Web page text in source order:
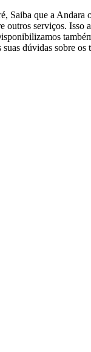
Saiba que a
serviços. Isso
dúvidas sobre